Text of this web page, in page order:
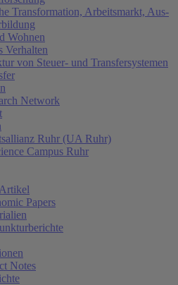
Transformation, Arbeitsmarkt, Aus-
Wohnen
Verhalten
von Steuer- und Transfersystemen
Network
Ruhr (UA Ruhr)
Campus Ruhr
Papers
Notes